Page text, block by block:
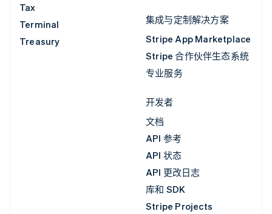
Tax
Terminal
Treasury
集成与定制解决方案
Stripe App Marketplace
Stripe 合作伙伴生态系统
专业服务
开发者
文档
API 参考
API 状态
API 更改日志
库和 SDK
Stripe Projects